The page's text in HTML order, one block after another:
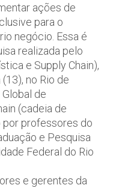
ações de
para o
negócio. Essa é
realizada pelo
e Supply Chain),
no Rio de
de
(cadeia de
por professores do
e Pesquisa
Federal do Rio
e gerentes da